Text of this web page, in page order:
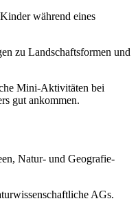
während eines
zu Landschaftsformen und
Mini-Aktivitäten bei
gut ankommen.
Natur- und Geografie-
AGs.